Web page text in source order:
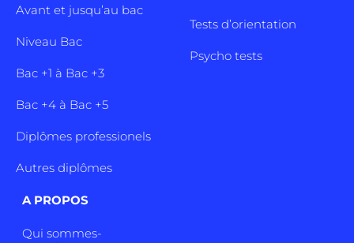
Avant et jusqu’au bac
Niveau Bac
Bac +1 à Bac +3
Bac +4 à Bac +5
Diplômes professionels
Autres diplômes
Tests d’orientation
Psycho tests
A PROPOS
Qui sommes-